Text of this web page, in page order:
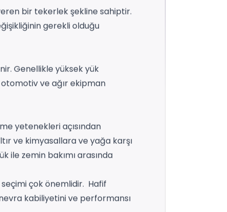
bir tekerlek şekline sahiptir.
gerekli olduğu
Genellikle yüksek yük
ve ağır ekipman
yetenekleri açısından
ve kimyasallara ve yağa karşı
ile zemin bakımı arasında
çok önemlidir. Hafif
kabiliyetini ve performansı